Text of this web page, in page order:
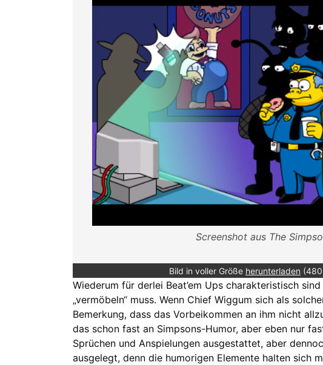
Screenshot aus The
Bild in voller Größe herunterladen
Wiederum für derlei Beat’em Ups charakteristisch
„vermöbeln“ muss. Wenn Chief Wiggum sich als
Bemerkung, dass das Vorbeikommen an ihm nicht
das schon fast an Simpsons-Humor, aber eben nur
Sprüchen und Anspielungen ausgestattet, aber
ausgelegt, denn die humorigen Elemente halten sich